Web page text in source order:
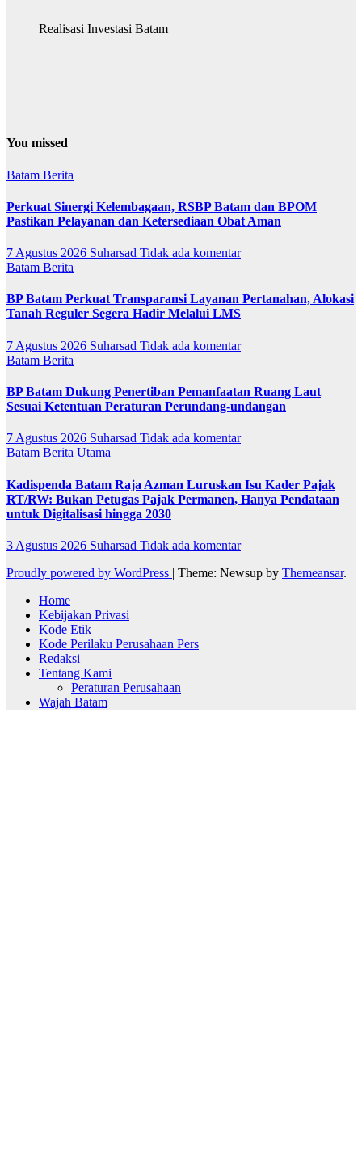
Realisasi Investasi Batam
You missed
Batam Berita
Perkuat Sinergi Kelembagaan, RSBP Batam dan BPOM
Pastikan Pelayanan dan Ketersediaan Obat Aman
7 Agustus 2026 Suharsad Tidak ada komentar
Batam Berita
BP Batam Perkuat Transparansi Layanan Pertanahan, Alokasi
Tanah Reguler Segera Hadir Melalui LMS
7 Agustus 2026 Suharsad Tidak ada komentar
Batam Berita
BP Batam Dukung Penertiban Pemanfaatan Ruang Laut
Sesuai Ketentuan Peraturan Perundang-undangan
7 Agustus 2026 Suharsad Tidak ada komentar
Batam Berita Utama
Kadispenda Batam Raja Azman Luruskan Isu Kader Pajak
RT/RW: Bukan Petugas Pajak Permanen, Hanya Pendataan
untuk Digitalisasi hingga 2030
3 Agustus 2026 Suharsad Tidak ada komentar
Proudly powered by WordPress | Theme: Newsup by Themeansar.
Home
Kebijakan Privasi
Kode Etik
Kode Perilaku Perusahaan Pers
Redaksi
Tentang Kami
Peraturan Perusahaan
Wajah Batam